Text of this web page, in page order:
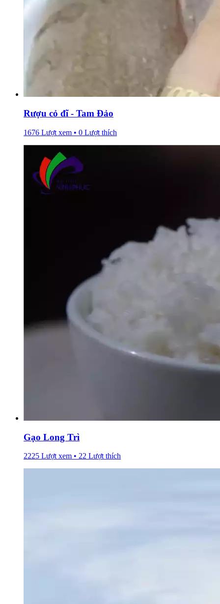
Rượu cỏ đĩ - Tam Đảo
1676 Lượt xem • 0 Lượt thích
Gạo Long Trì
2225 Lượt xem • 22 Lượt thích